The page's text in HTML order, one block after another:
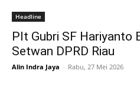
Headline
Plt Gubri SF Hariyanto
Setwan DPRD Riau
Alin Indra Jaya - Rabu, 27 Mei 2026